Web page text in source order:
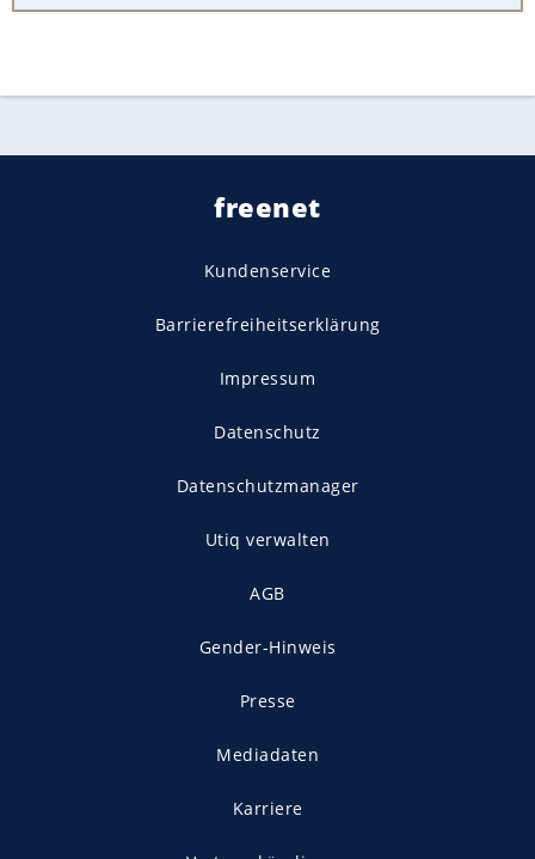
freenet
Kundenservice
Barrierefreiheitserklärung
Impressum
Datenschutz
Datenschutzmanager
Utiq verwalten
AGB
Gender-Hinweis
Presse
Mediadaten
Karriere